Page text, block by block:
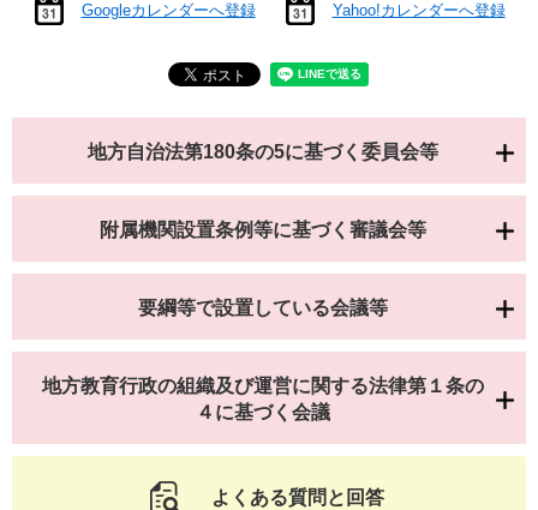
Googleカレンダーへ登録 Yahoo!カレンダーへ登録
地方自治法第180条の5に基づく委員会等
附属機関設置条例等に基づく審議会等
要綱等で設置している会議等
地方教育行政の組織及び運営に関する法律第１条の
４に基づく会議
よくある質問と回答